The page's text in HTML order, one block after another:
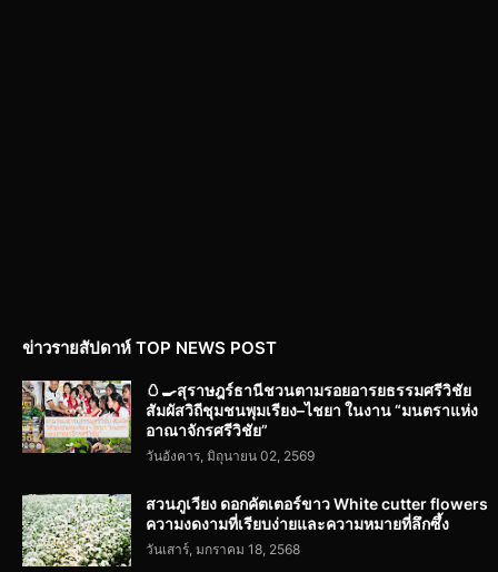
ข่าวรายสัปดาห์ TOP NEWS POST
🥚🍳สุราษฎร์ธานีชวนตามรอยอารยธรรมศรีวิชัย
สัมผัสวิถีชุมชนพุมเรียง–ไชยา ในงาน “มนตราแห่ง
อาณาจักรศรีวิชัย”
วันอังคาร, มิถุนายน 02, 2569
สวนภูเวียง ดอกคัตเตอร์ขาว White cutter flowers
ความงดงามที่เรียบง่ายและความหมายที่ลึกซึ้ง
วันเสาร์, มกราคม 18, 2568